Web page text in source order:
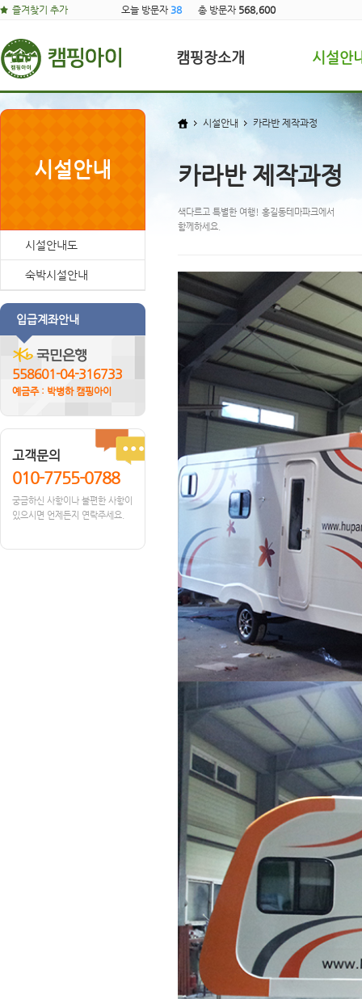
즐겨찾기 추가 오늘 방문자 38 총 방문자 568,600
캠핑장소개 시설안
시설안내
시설안내도
숙박시설안내
입급계좌안내
558601-04-316733
예금주 : 박병하 캠핑아이
고객문의
010-7755-0788
궁금하신 사항이나 불편한 사항이
있으시면 언제든지 연락주세요.
시설안내 카라반 제작과정
카라반 제작과정
색다르고 특별한 여행! 홍길동테마파크에서
함께하세요.